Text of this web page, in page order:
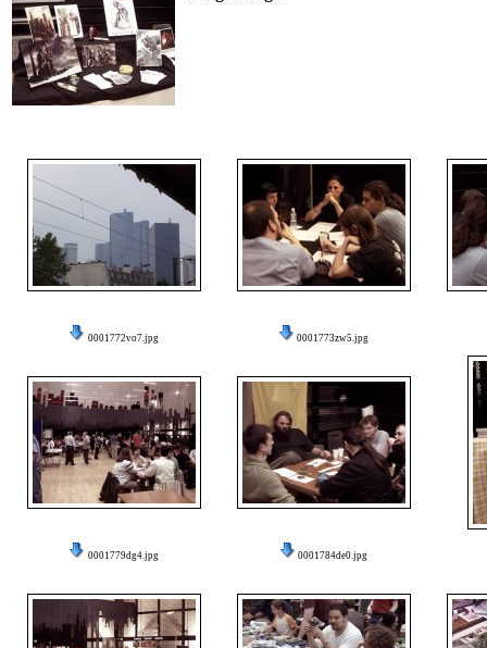
0001772vo7.jpg 0001773zw5.jpg
0001779dg4.jpg 0001784de0.jpg